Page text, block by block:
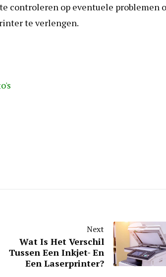
controleren op eventuele problemen
te verlengen.
Next
Wat Is Het Verschil
Tussen Een Inkjet- En
Een Laserprinter?